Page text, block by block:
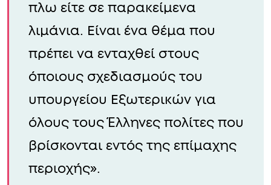
πλω είτε σε παρακείμενα
λιμάνια. Είναι ένα θέμα που
πρέπει να ενταχθεί στους
όποιους σχεδιασμούς του
υπουργείου Εξωτερικών για
όλους τους Έλληνες πολίτες που
βρίσκονται εντός της επίμαχης
περιοχής».